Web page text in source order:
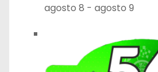
agosto 8 - agosto 9